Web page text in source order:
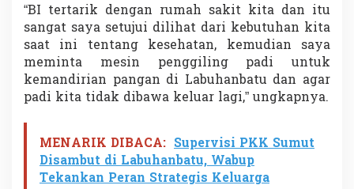
“BI tertarik dengan rumah sakit kita dan itu
sangat saya setujui dilihat dari kebutuhan kita
saat ini tentang kesehatan, kemudian saya
meminta mesin penggiling padi untuk
kemandirian pangan di Labuhanbatu dan agar
padi kita tidak dibawa keluar lagi,” ungkapnya.
MENARIK DIBACA: Supervisi PKK Sumut
Disambut di Labuhanbatu, Wabup
Tekankan Peran Strategis Keluarga